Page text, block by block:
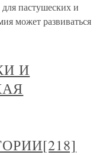
пастушеских и
может развиваться
И